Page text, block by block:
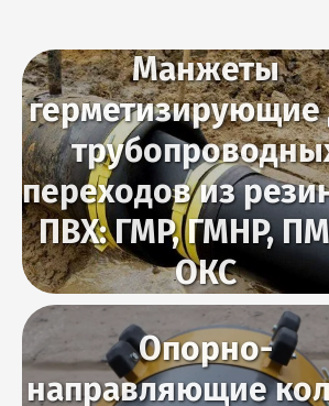
Манжеты
герметизирующие
переходов из
ПВХ: ГМР, ГМНР,
ОКС
Опорно-
направляющие